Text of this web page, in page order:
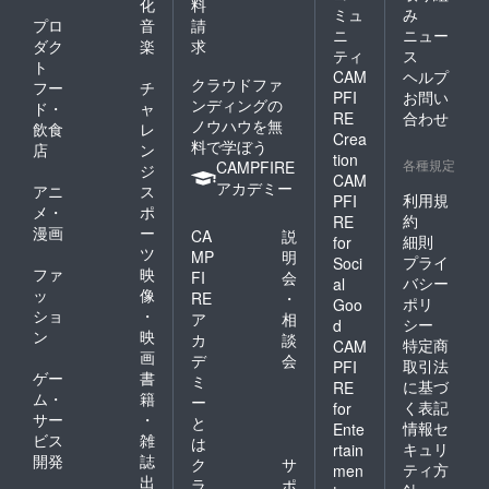
プロ
ダク
ト
音
楽
フー
ド・
飲食
店
チ
ャ
レ
ン
ジ
アニ
メ・
漫画
ス
ポ
ー
ツ
ファ
ッ
ショ
ン
映
像
・
映
画
ゲー
ム・
サー
ビス
開発
書
籍
・
雑
誌
出
請
求
クラウドファ
ンディングの
ノウハウを無
料で学ぼう
CAMPFIRE
アカデミー
CA
MP
FI
RE
ア
カ
デ
ミ
ー
と
は
説
明
会
・
相
談
会
ク
ラ
サ
ポ
ミュ
ニ
ティ
CAM
PFI
RE
Crea
tion
CAM
PFI
RE
for
Soci
al
Goo
d
CAM
PFI
RE
for
Ente
rtain
men
み
ニュー
ス
ヘルプ
お問い
合わせ
各種規定
利用規
約
細則
プライ
バシー
ポリ
シー
特定商
取引法
に基づ
く表記
情報セ
キュリ
ティ方